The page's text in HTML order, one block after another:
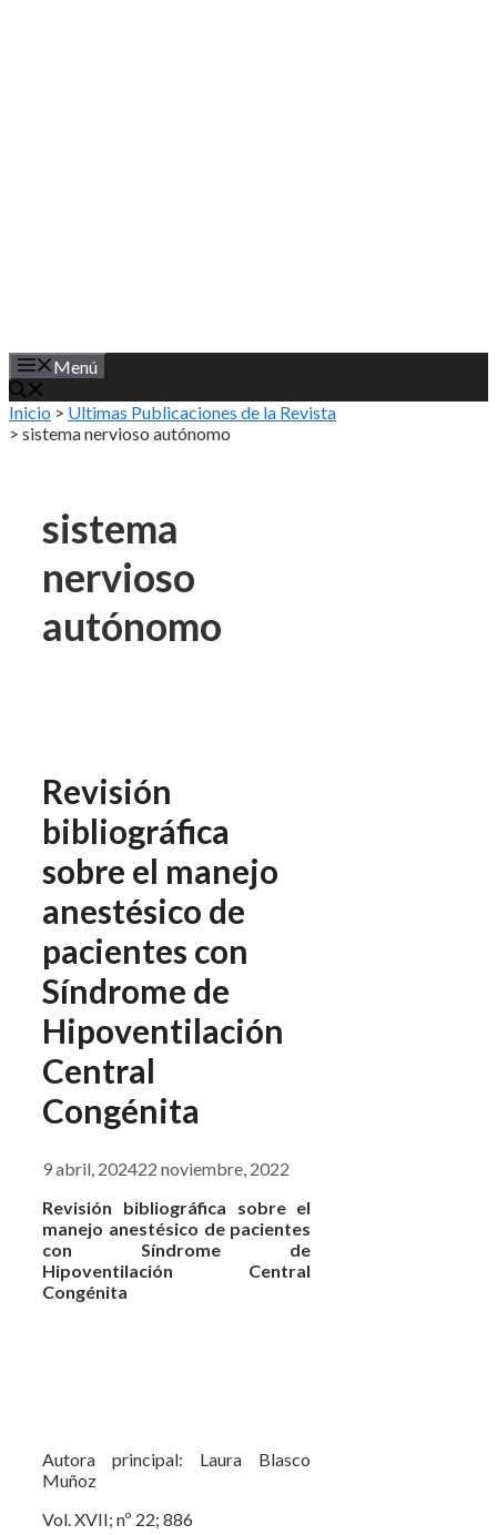
Menú
Inicio > Ultimas Publicaciones de la Revista
> sistema nervioso autónomo
sistema
nervioso
autónomo
Revisión
bibliográfica
sobre el manejo
anestésico de
pacientes con
Síndrome de
Hipoventilación
Central
Congénita
9 abril, 202422 noviembre, 2022
Revisión bibliográfica sobre el
manejo anestésico de pacientes
con Síndrome de
Hipoventilación Central
Congénita
Autora principal: Laura Blasco
Muñoz
Vol. XVII; nº 22; 886